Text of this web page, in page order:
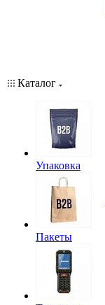
Каталог
Упаковка
Пакеты